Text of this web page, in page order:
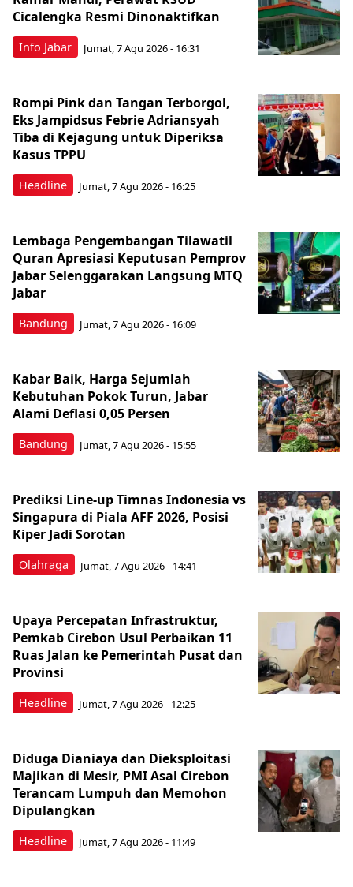
Info Jabar
Cicalengka Resmi Dinonaktifkan
Jumat, 7 Agu 2026 - 16:31
Headline
Rompi Pink dan Tangan Terborgol,
Eks Jampidsus Febrie Adriansyah
Tiba di Kejagung untuk Diperiksa
Kasus TPPU
Jumat, 7 Agu 2026 - 16:25
Bandung
Lembaga Pengembangan Tilawatil
Quran Apresiasi Keputusan Pemprov
Jabar Selenggarakan Langsung MTQ
Jabar
Jumat, 7 Agu 2026 - 16:09
Bandung
Kabar Baik, Harga Sejumlah
Kebutuhan Pokok Turun, Jabar
Alami Deflasi 0,05 Persen
Jumat, 7 Agu 2026 - 15:55
Olahraga
Prediksi Line-up Timnas Indonesia vs
Singapura di Piala AFF 2026, Posisi
Kiper Jadi Sorotan
Jumat, 7 Agu 2026 - 14:41
Headline
Upaya Percepatan Infrastruktur,
Pemkab Cirebon Usul Perbaikan 11
Ruas Jalan ke Pemerintah Pusat dan
Provinsi
Jumat, 7 Agu 2026 - 12:25
Headline
Diduga Dianiaya dan Dieksploitasi
Majikan di Mesir, PMI Asal Cirebon
Terancam Lumpuh dan Memohon
Dipulangkan
Jumat, 7 Agu 2026 - 11:49